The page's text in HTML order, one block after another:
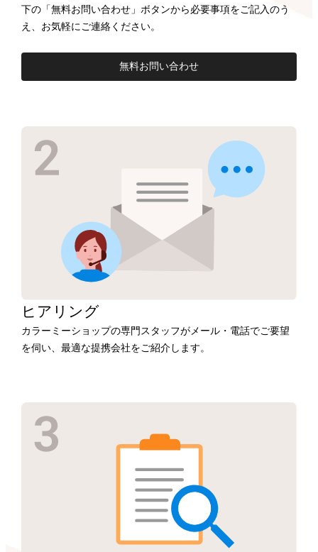
下の「無料お問い合わせ」ボタンから必要事項をご記入のう
え、お気軽にご連絡ください。
無料お問い合わせ
ヒアリング
カラーミーショップの専門スタッフがメール・電話でご要望
を伺い、最適な提携会社をご紹介します。